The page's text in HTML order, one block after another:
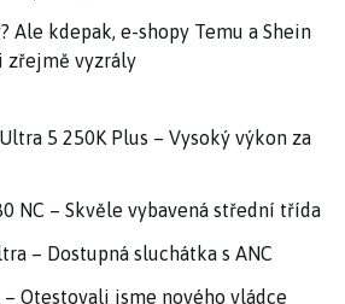
Ale kdepak, e-shopy Temu a Shein
zřejmě vyzrály
5 250K Plus – Vysoký výkon za
NC – Skvěle vybavená střední třída
– Dostupná sluchátka s ANC
– Otestovali jsme nového vládce